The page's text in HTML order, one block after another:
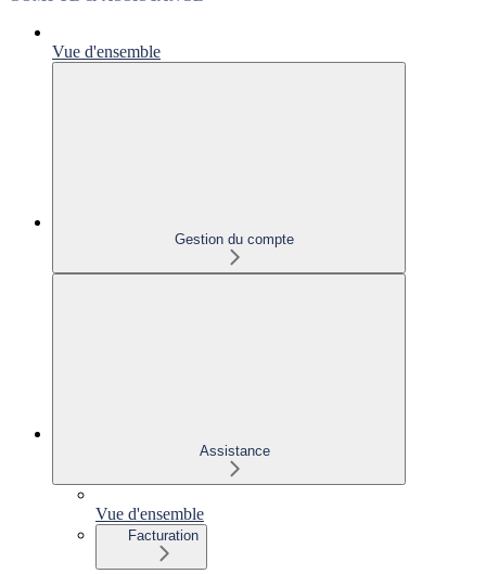
Vue d'ensemble
Gestion du compte
Assistance
Vue d'ensemble
Facturation